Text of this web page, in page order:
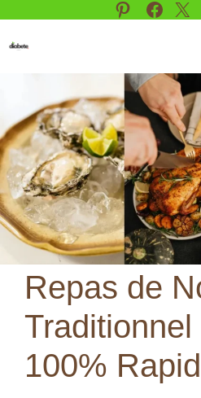
PinterestX
Repas de
100%